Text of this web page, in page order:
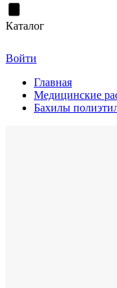
Каталог
Войти
Главная
Медицинские
Бахилы